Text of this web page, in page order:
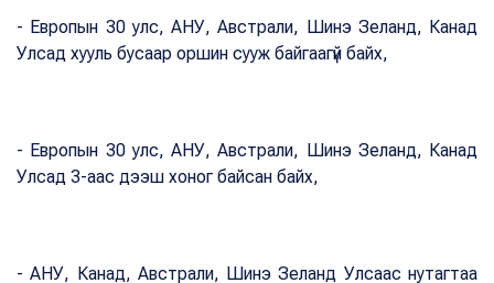
- Европын 30 улс, АНУ, Австрали, Шинэ Зеланд, Канад
Улсад хууль бусаар оршин сууж байгаагүй байх,
- Европын 30 улс, АНУ, Австрали, Шинэ Зеланд, Канад
Улсад 3-аас дээш хоног байсан байх,
- АНУ, Канад, Австрали, Шинэ Зеланд Улсаас нутагтаа